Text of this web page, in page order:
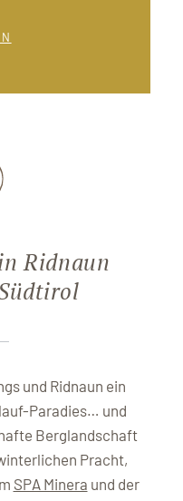
Ridnaun
und Ridnaun ein
Paradies… und
Berglandschaft
Pracht,
SPA Minera und der